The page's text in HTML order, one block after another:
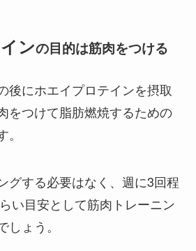
ンの目的は筋肉をつける
後にホエイプロテインを摂取
をつけて脂肪燃焼するための
グする必要はなく、週に3回程
い目安として筋肉トレーニン
ょう。